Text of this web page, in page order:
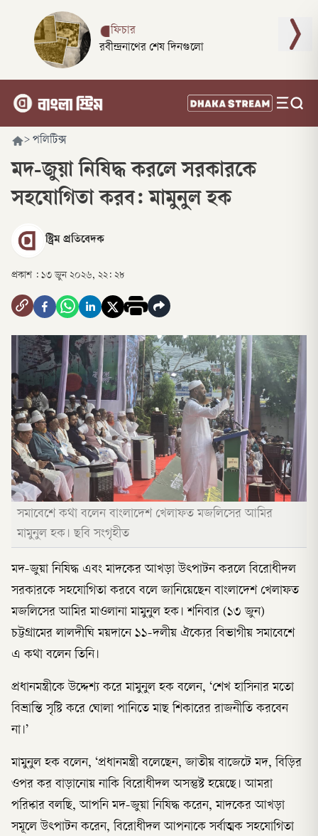
ফিচার
রবীন্দ্রনাথের শেষ দিনগুলো
> পলিটিক্স
মদ-জুয়া নিষিদ্ধ করলে সরকারকে
সহযোগিতা করব: মামুনুল হক
স্ট্রিম প্রতিবেদক
প্রকাশ : ১৩ জুন ২০২৬, ২২: ২৮
সমাবেশে কথা বলেন বাংলাদেশ খেলাফত মজলিসের আমির
মামুনুল হক। ছবি সংগৃহীত
মদ-জুয়া নিষিদ্ধ এবং মাদকের আখড়া উৎপাটন করলে বিরোধীদল
সরকারকে সহযোগিতা করবে বলে জানিয়েছেন বাংলাদেশ খেলাফত
মজলিসের আমির মাওলানা মামুনুল হক। শনিবার (১৩ জুন)
চট্টগ্রামের লালদীঘি ময়দানে ১১-দলীয় ঐক্যের বিভাগীয় সমাবেশে
এ কথা বলেন তিনি।
প্রধানমন্ত্রীকে উদ্দেশ্য করে মামুনুল হক বলেন, ‘শেখ হাসিনার মতো
বিভ্রান্তি সৃষ্টি করে ঘোলা পানিতে মাছ শিকারের রাজনীতি করবেন
না।’
মামুনুল হক বলেন, ‘প্রধানমন্ত্রী বলেছেন, জাতীয় বাজেটে মদ, বিড়ির
ওপর কর বাড়ানোয় নাকি বিরোধীদল অসন্তুষ্ট হয়েছে। আমরা
পরিষ্কার বলছি, আপনি মদ-জুয়া নিষিদ্ধ করেন, মাদকের আখড়া
সমূলে উৎপাটন করেন, বিরোধীদল আপনাকে সর্বাত্মক সহযোগিতা